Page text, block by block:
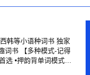
-记得
•押韵背单词模式，